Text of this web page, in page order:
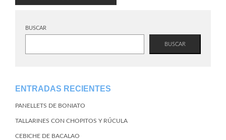
BUSCAR
BUSCAR
ENTRADAS RECIENTES
PANELLETS DE BONIATO
TALLARINES CON CHOPITOS Y RÚCULA
CEBICHE DE BACALAO